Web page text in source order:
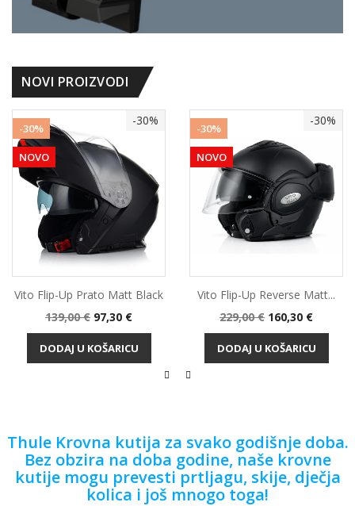
NOVI PROIZVODI
-30%
-30%
NOVO
Vito Flip-Up Prato Matt Black
Standardna
cijena
139,00 € Cijena
97,30 €
DODAJ U KOŠARICU
-30%
-30%
NOVO
Vito Flip-Up Reverse Matt...
Standardna
cijena
229,00 € Cijena
160,30 €
DODAJ U KOŠARICU
Thule Krovna kutija za svako godišnje doba.
Bez obzira na doba godine, naše krovne
kutije mogu prevesti prtljagu, skije, dječja
kolica i još mnogo toga!